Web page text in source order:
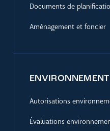
Documents de
Aménagement et foncier
ENVIRONNEMENT
Autorisations
Évaluations